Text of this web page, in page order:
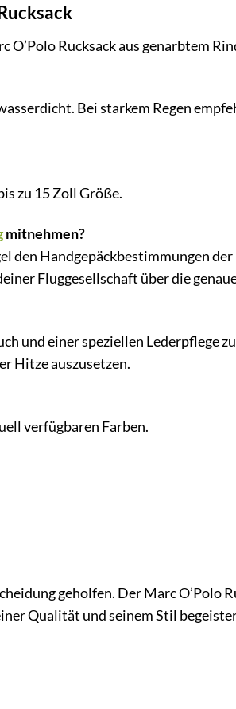
Rucksack aus genarbtem
Bei starkem Regen
zu 15 Zoll Größe.
mitnehmen?
den Handgepäckbestimmungen
Fluggesellschaft über die
und einer speziellen Lederpflege
Hitze auszusetzen.
verfügbaren Farben.
geholfen. Der Marc O’Polo
Qualität und seinem Stil